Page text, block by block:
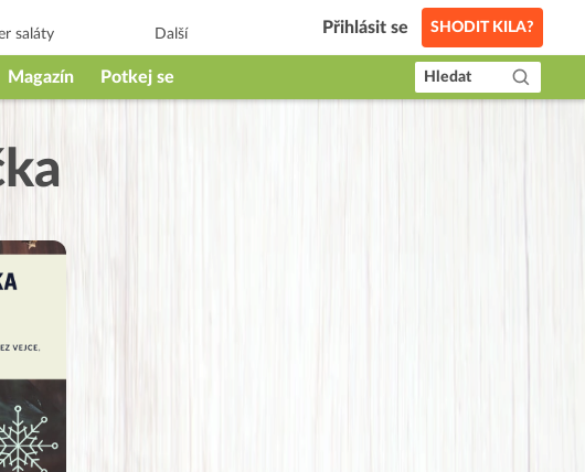
saláty Další Přihlásit se SHODIT KILA?
Magazín Potkej se Hledat